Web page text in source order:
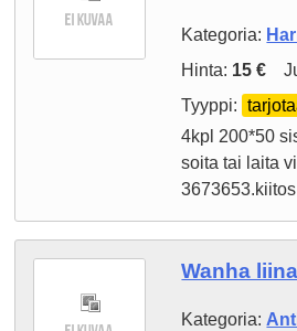
Kategoria:
Hinta: 15 €
Tyyppi:
4kpl 200*50
soita tai laita
Wanha
Kategoria: